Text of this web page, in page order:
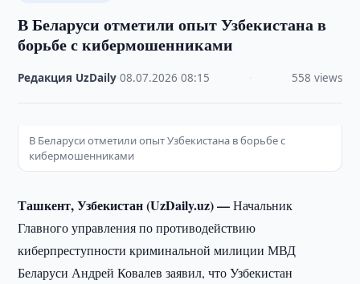
В Беларуси отметили опыт Узбекистана в
борьбе с кибермошенниками
Редакция UzDaily ·08.07.2026 ·08:15 558 views
В Беларуси отметили опыт Узбекистана в борьбе с
кибермошенниками
Ташкент, Узбекистан (UzDaily.uz) —Начальник
Главного управления по противодействию
киберпреступности криминальной милиции МВД
Беларуси Андрей Ковалев заявил, что Узбекистан